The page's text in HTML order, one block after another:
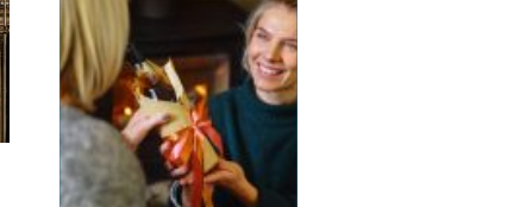
lugnare Medelhavet,
Spanien lockar surfare
från hela vär...